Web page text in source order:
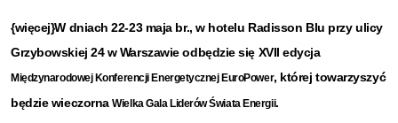
{więcej}W dniach 22-23 maja br., w hotelu Radisson Blu przy ulicy
Grzybowskiej 24 w Warszawie odbędzie się XVII edycja
Międzynarodowej Konferencji Energetycznej EuroPower, której towarzyszyć
będzie wieczornaWielka Gala Liderów Świata Energii.